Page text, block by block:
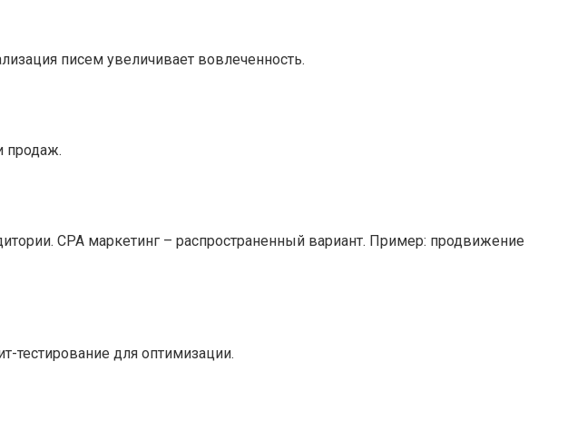
писем увеличивает вовлеченность.
продаж.
CPA маркетинг – распространенный вариант. Пример: продвижение
тестирование для оптимизации.